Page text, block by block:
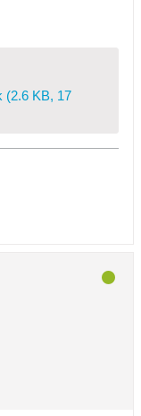
(2.6 KB, 17